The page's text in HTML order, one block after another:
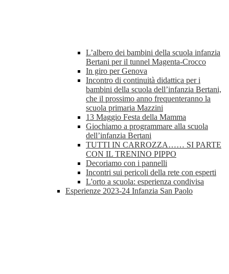
L’albero dei bambini della scuola infanzia
Bertani per il tunnel Magenta-Crocco
In giro per Genova
Incontro di continuità didattica per i
bambini della scuola dell’infanzia Bertani,
che il prossimo anno frequenteranno la
scuola primaria Mazzini
13 Maggio Festa della Mamma
Giochiamo a programmare alla scuola
dell’infanzia Bertani
TUTTI IN CARROZZA…… SI PARTE
CON IL TRENINO PIPPO
Decoriamo con i pannelli
Incontri sui pericoli della rete con esperti
L'orto a scuola: esperienza condivisa
Esperienze 2023-24 Infanzia San Paolo